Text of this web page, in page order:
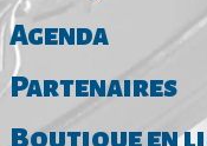
Agenda
Partenaires
Boutique en